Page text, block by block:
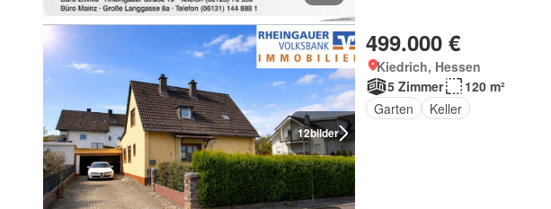
12bilder
499.000 €
Kiedrich, Hessen
5 Zimmer
120 m²
Garten
Keller